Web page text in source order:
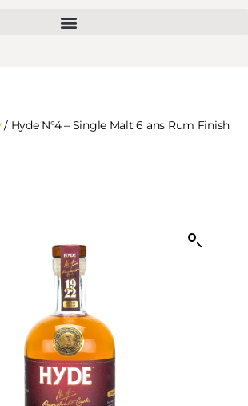
/ Hyde N°4 – Single Malt 6 ans Rum Finish